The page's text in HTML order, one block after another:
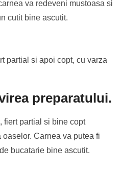
va redeveni mustoasa si
cutit bine ascutit.
partial si apoi copt, cu varza
preparatului.
fiert partial si bine copt
Carnea va putea fi
bucatarie bine ascutit.